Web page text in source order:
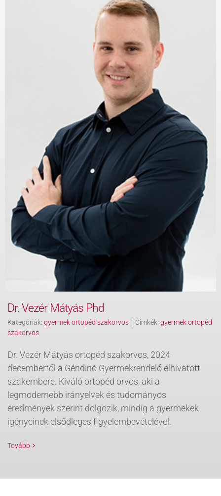
Dr. Vezér Mátyás Phd
Kategóriák: gyermek ortopéd szakorvos | Címkék: gyermek ortopéd
szakorvos
Dr. Vezér Mátyás ortopéd szakorvos, 2024
decembertől a Géndinó Gyermekrendelő elhivatott
szakembere. Kiváló ortopéd orvos, aki a
legmodernebb irányelvek és tudományos
eredmények szerint dolgozik, mindig a gyermekek
igényeinek elsődleges figyelembevételével.
Tovább